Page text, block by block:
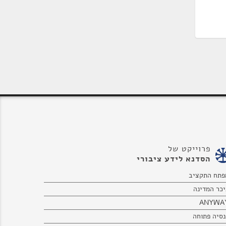
פרוייקט של
הסדנא לידע ציבורי
התקציב
המדינה
פתוחה